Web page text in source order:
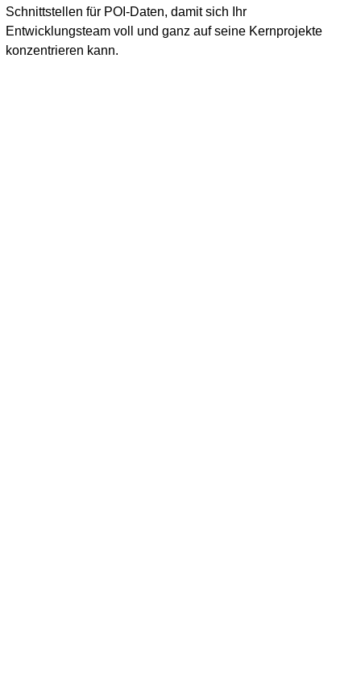
Schnittstellen für POI-Daten, damit sich Ihr
Entwicklungsteam voll und ganz auf seine Kernprojekte
konzentrieren kann.